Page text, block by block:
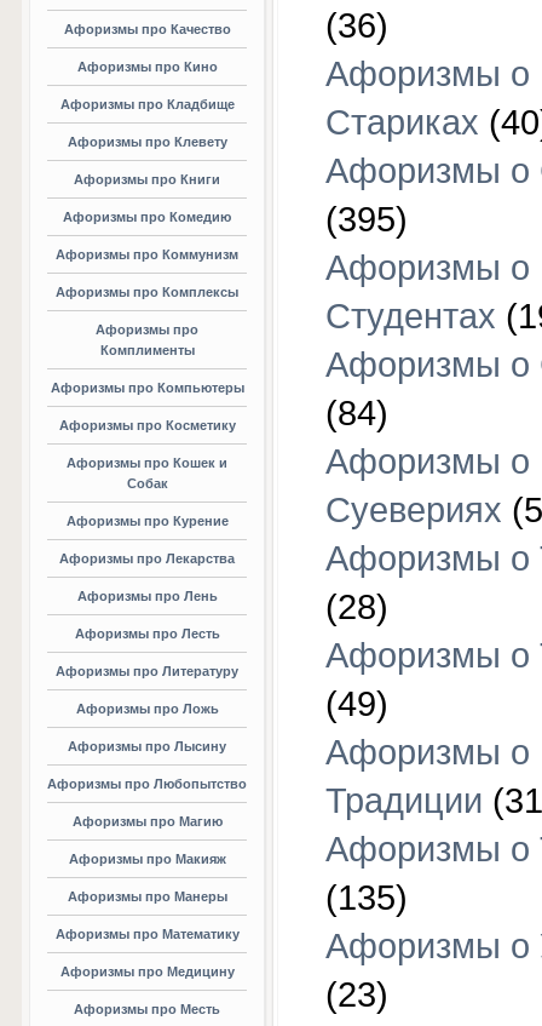
Афоризмы про Качество
Афоризмы про Кино
Афоризмы про Кладбище
Афоризмы про Клевету
Афоризмы про Книги
Афоризмы про Комедию
Афоризмы про Коммунизм
Афоризмы про Комплексы
Афоризмы про
Комплименты
Афоризмы про Компьютеры
Афоризмы про Косметику
Афоризмы про Кошек и
Собак
Афоризмы про Курение
Афоризмы про Лекарства
Афоризмы про Лень
Афоризмы про Лесть
Афоризмы про Литературу
Афоризмы про Ложь
Афоризмы про Лысину
Афоризмы про Любопытство
Афоризмы про Магию
Афоризмы про Макияж
Афоризмы про Манеры
Афоризмы про Математику
Афоризмы про Медицину
Афоризмы про Месть
(36)
Афоризмы о
Стариках
Афоризмы о
(395)
Афоризмы о
Студентах
Афоризмы о
(84)
Афоризмы о
Суевериях
Афоризмы о
(28)
Афоризмы о
(49)
Афоризмы о
Традиции
Афоризмы о
(135)
Афоризмы о
(23)